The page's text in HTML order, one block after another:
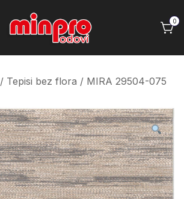
Minpro podovi
0
/ Tepisi bez flora / MIRA 29504-075